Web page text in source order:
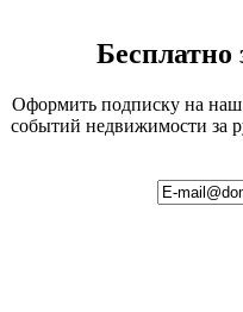
Оформить подписку на
событий недвижимости за